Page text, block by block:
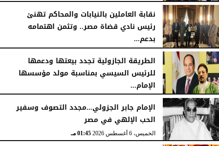
الجمعة، 7 أغسطس 2026
نقابة العاملين بالنيابات والمحاكم تهنئ
رئيس نادي قضاة مصر.. وتثمن اهتمامه
بدعم...
الخميس، 6 أغسطس 2026
الطريقة الجازولية تجدد بيعتها ودعمها
للرئيس السيسي بمناسبة مولد مؤسسها
الإمام...
الخميس، 6 أغسطس 2026
الإمام جابر الجزولي...مجدد التصوف وسفير
الحب الإلهي في مصر
الخميس، 6 أغسطس 2026 01:45 مـ